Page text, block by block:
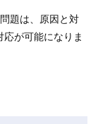
題は、原因と対
が可能になりま